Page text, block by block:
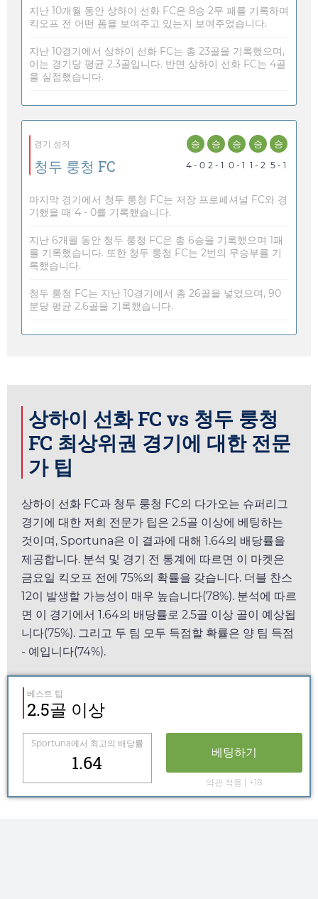
지난 10개월 동안 상하이 선화 FC은 8승 2무 패를 기록하며
킥오프 전 어떤 폼을 보여주고 있는지 보여주었습니다.
지난 10경기에서 상하이 선화 FC는 총 23골을 기록했으며,
이는 경기당 평균 2.3골입니다. 반면 상하이 선화 FC는 4골
을 실점했습니다.
경기 성적
청두 룽청 FC
승
4 - 0
승
2 - 1
승
0 - 1
승
1 - 2
승
5 - 1
마지막 경기에서 청두 룽청 FC는 저장 프로페셔널 FC와 경
기했을 때 4 - 0를 기록했습니다.
지난 6개월 동안 청두 룽청 FC은 총 6승을 기록했으며 1패
를 기록했습니다. 또한 청두 룽청 FC는 2번의 무승부를 기
록했습니다.
청두 룽청 FC는 지난 10경기에서 총 26골을 넣었으며, 90
분당 평균 2.6골을 기록했습니다.
상하이 선화 FC vs 청두 룽청
FC 최상위권 경기에 대한 전문
가 팁
상하이 선화 FC과 청두 룽청 FC의 다가오는 슈퍼리그
경기에 대한 저희 전문가 팁은 2.5골 이상에 베팅하는
것이며, Sportuna은 이 결과에 대해 1.64의 배당률을
제공합니다. 분석 및 경기 전 통계에 따르면 이 마켓은
금요일 킥오프 전에 75%의 확률을 갖습니다. 더블 찬스
12이 발생할 가능성이 매우 높습니다(78%). 분석에 따르
면 이 경기에서 1.64의 배당률로 2.5골 이상 골이 예상됩
니다(75%). 그리고 두 팀 모두 득점할 확률은 양 팀 득점
- 예입니다(74%).
베스트 팁
2.5골 이상
Sportuna에서 최고의 배당률
1.64 베팅하기
약관 적용 | +18